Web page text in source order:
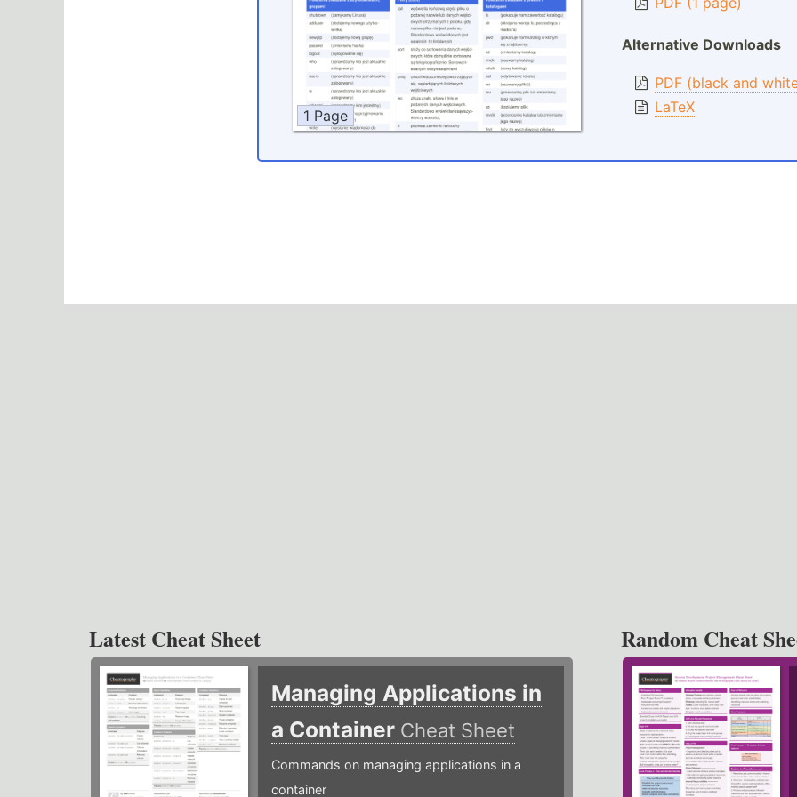
1 Page
Alternative Downloads
PDF (black and
LaTeX
Latest Cheat Sheet
Managing Applications in
a Container Cheat Sheet
Commands on managing applications in a
container
Random Cheat